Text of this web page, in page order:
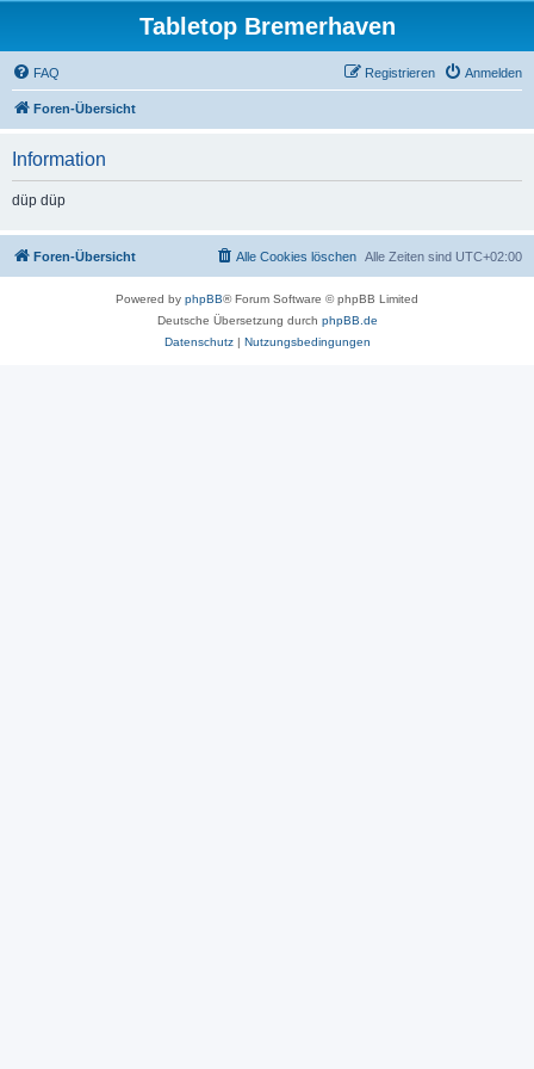
Tabletop Bremerhaven
FAQ Anmelden
Registrieren
Foren-Übersicht
Information
düp düp
Foren-Übersicht Alle Zeiten sind UTC+02:00
Alle Cookies löschen
Powered by phpBB® Forum Software © phpBB Limited
Deutsche Übersetzung durch phpBB.de
Datenschutz| Nutzungsbedingungen